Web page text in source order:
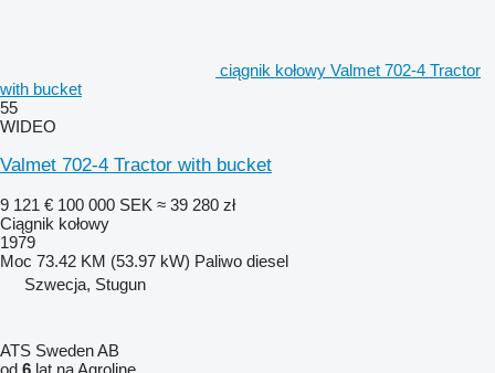
ciągnik kołowy Valmet 702-4 Tractor
with bucket
55
WIDEO
Valmet 702-4 Tractor with bucket
9 121 € 100 000 SEK ≈ 39 280 zł
Ciągnik kołowy
1979
Moc 73.42 KM (53.97 kW) Paliwo diesel
Szwecja, Stugun
ATS Sweden AB
od 6 lat na Agroline